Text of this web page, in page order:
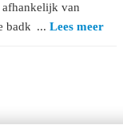
van
badkamerLees meer